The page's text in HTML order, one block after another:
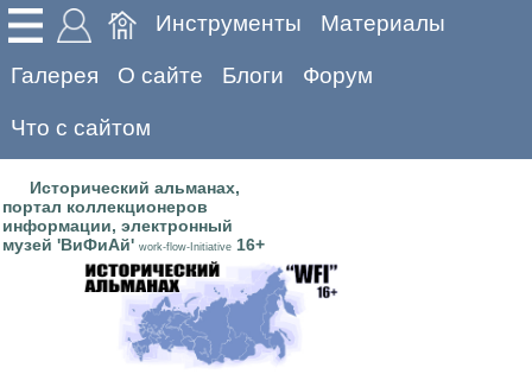
Инструменты Материалы
Галерея О сайте Блоги Форум
Что с сайтом
Исторический альманах,
портал коллекционеров
информации, электронный
музей 'ВиФиАй' work-flow-Initiative 16+